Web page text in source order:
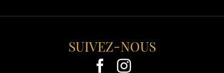
variations.
options
peuvent
être
SUIVEZ-NOUS